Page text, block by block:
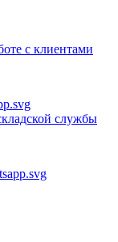
с клиентами
службы